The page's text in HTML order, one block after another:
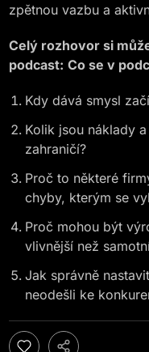
zpětnou vazbu a
Celý rozhovor si
podcast: Co se v
Kdy dává smysl
Kolik jsou náklady
zahraničí?
Proč to některé
chyby, kterým se
Proč mohou být
vlivnější než
Jak správně
neodešli ke